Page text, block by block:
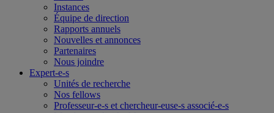
Instances
Équipe de direction
Rapports annuels
Nouvelles et annonces
Partenaires
Nous joindre
Expert-e-s
Unités de recherche
Nos fellows
Professeur-e-s et chercheur-euse-s associé-e-s